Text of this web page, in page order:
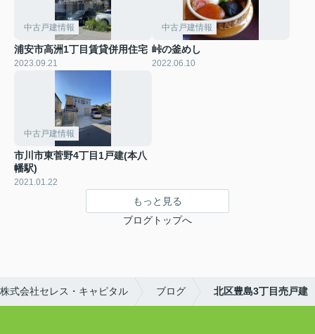
中古戸建情報
浦安市高洲1丁目賃貸併用住宅
2023.09.21
中古戸建情報
峠の釜めし
2022.06.10
中古戸建情報
市川市東菅野4丁目1戸建(本八
幡駅)
2021.01.22
もっと見る
ブログトップへ
式会社セレス・キャピタル ブログ 北区豊島3丁目売戸建